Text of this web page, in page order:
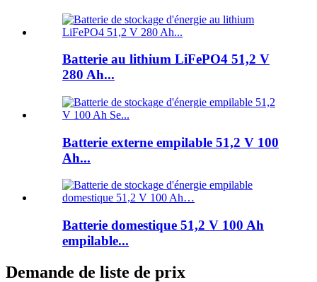
Batterie au lithium LiFePO4 51,2 V
280 Ah...
Batterie externe empilable 51,2 V 100
Ah...
Batterie domestique 51,2 V 100 Ah
empilable...
Demande de liste de prix